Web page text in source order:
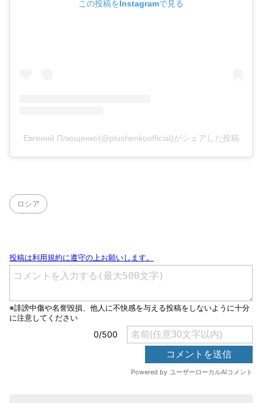
この投稿をInstagramで見る
Евгений Плющенко(@plushenkoofficial)がシェアした投稿
ロシア